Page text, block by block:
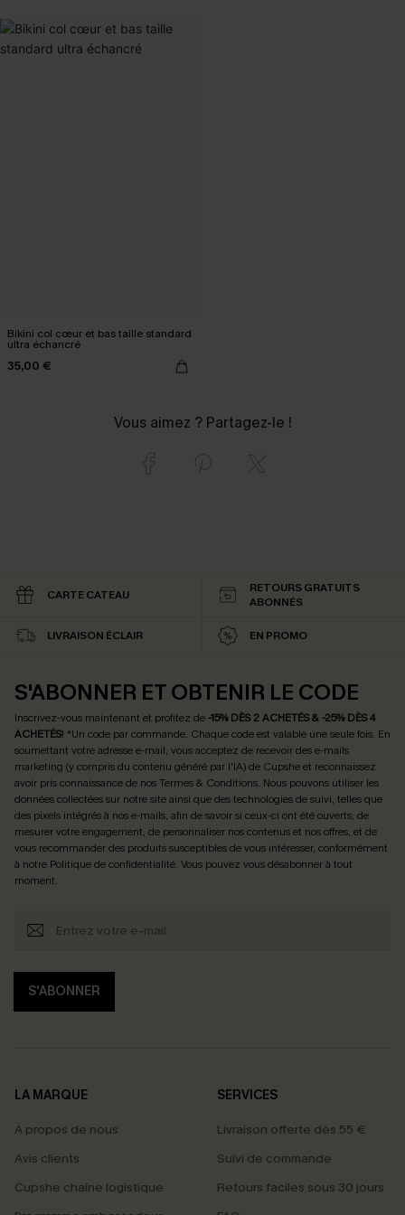
Bikini col cœur et bas taille standard
ultra échancré
35,00 €
Vous aimez ? Partagez-le !
CARTE CATEAU
RETOURS GRATUITS
ABONNÉS
LIVRAISON ÉCLAIR EN PROMO
S'ABONNER ET OBTENIR LE CODE
Inscrivez-vous maintenant et profitez de -15% DÈS 2 ACHETÉS & -25% DÈS 4
ACHETÉS! *Un code par commande. Chaque code est valable une seule fois. En
soumettant votre adresse e-mail, vous acceptez de recevoir des e-mails
marketing (y compris du contenu généré par l'IA) de Cupshe et reconnaissez
avoir pris connaissance de nosTermes & Conditions. Nous pouvons utiliser les
données collectées sur notre site ainsi que des technologies de suivi, telles que
des pixels intégrés à nos e-mails, afin de savoir si ceux-ci ont été ouverts, de
mesurer votre engagement, de personnaliser nos contenus et nos offres, et de
vous recommander des produits susceptibles de vous intéresser, conformément
à notre Politique de confidentialité. Vous pouvez vous désabonner à tout
moment.
S'ABONNER
LA MARQUE
À propos de nous
Avis clients
Cupshe chaîne logistique
SERVICES
Livraison offerte dès 55 €
Suivi de commande
Retours faciles sous 30 jours